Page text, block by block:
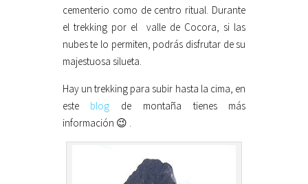
cementerio como de centro ritual. Durante
el trekking por el valle de Cocora, si las
nubes te lo permiten, podrás disfrutar de su
majestuosa silueta.
Hay un trekking para subir hasta la cima, en
este blog de montaña tienes más
información 😉 .